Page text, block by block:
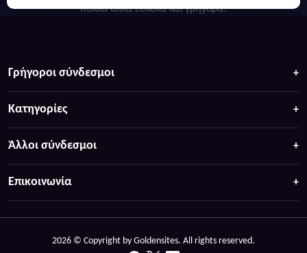
πολλά άλλα ευκολα και γρήγορα!
Γρήγοροι σύνδεσμοι
Κατηγορίες
Άλλοι σύνδεσμοι
Επικοινωνία
2026 © Copyright by Goldensites. All rights reserved.